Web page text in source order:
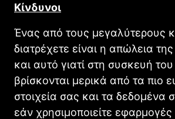
Κίνδυνοι
Ένας από τους μεγαλύτερους
διατρέχετε είναι η απώλεια
και αυτό γιατί στη συσκευή
βρίσκονται μερικά από τα πιο
στοιχεία σας και τα δεδομένα
εάν χρησιμοποιείτε